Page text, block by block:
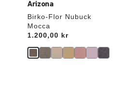
Arizona
Birko-Flor Nubuck
Mocca
Price:
1.200,00 kr